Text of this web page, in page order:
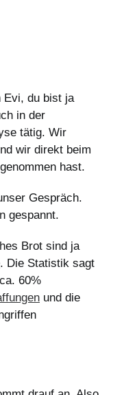
Evi, du bist ja
in der
tätig. Wir
wir direkt beim
hast.
Gespräch.
gespannt.
Brot sind ja
. Die Statistik sagt
60%
und die